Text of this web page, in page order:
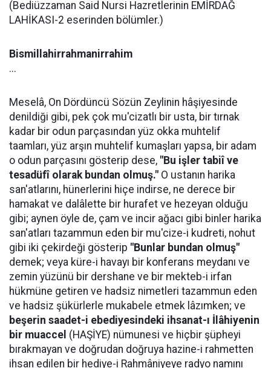
(Bediüzzaman Said Nursi Hazretlerinin EMİRDAĞ
LAHİKASI-2 eserinden bölümler.)
Bismillahirrahmanirrahim
...
Meselâ, On Dördüncü Sözün Zeylinin hâşiyesinde
denildiği gibi, pek çok mu'cizatlı bir usta, bir tırnak
kadar bir odun parçasından yüz okka muhtelif
taamları, yüz arşın muhtelif kumaşları yapsa, bir adam
o odun parçasını gösterip dese, "Bu işler tabiî ve
tesadüfî olarak bundan olmuş." O ustanın harika
san'atlarını, hünerlerini hiçe indirse, ne derece bir
hamakat ve dalâlette bir hurafet ve hezeyan olduğu
gibi; aynen öyle de, çam ve incir ağacı gibi binler harika
san'atları tazammun eden bir mu'cize-i kudreti, nohut
gibi iki çekirdeği gösterip "Bunlar bundan olmuş"
demek; veya küre-i havayı bir konferans meydanı ve
zemin yüzünü bir dershane ve bir mekteb-i irfan
hükmüne getiren ve hadsiz nimetleri tazammun eden
ve hadsiz şükürlerle mukabele etmek lâzımken; ve
beşerin saadet-i ebediyesindeki ihsanat-ı İlâhiyenin
bir muaccel (HAŞİYE) nümunesi ve hiçbir şüpheyi
bırakmayan ve doğrudan doğruya hazine-i rahmetten
ihsan edilen bir hediye-i Rahmâniyeye radyo namını